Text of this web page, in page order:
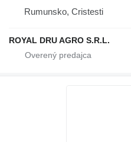
Rumunsko, Cristesti
ROYAL DRU AGRO S.R.L.